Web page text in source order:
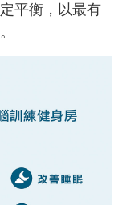
平衡，以最有